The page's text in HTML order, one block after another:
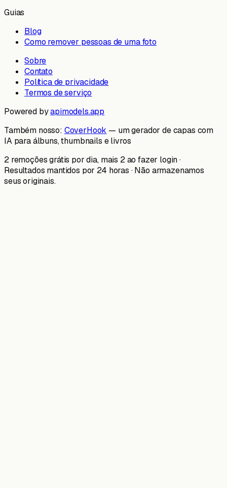
Guias
Blog
Como remover pessoas de uma foto
Sobre
Contato
Política de privacidade
Termos de serviço
Powered byapimodels.app
Também nosso: CoverHook — um gerador de capas com
IA para álbuns, thumbnails e livros
2 remoções grátis por dia, mais 2 ao fazer login ·
Resultados mantidos por 24 horas · Não armazenamos
seus originais.